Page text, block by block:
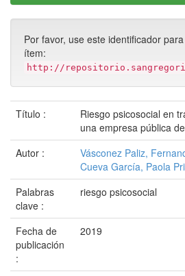
Por favor, use este identificador
ítem:
http://
Título :
Riesgo psicosocial en
una empresa pública
Autor :
Vásconez Paliz,
Cueva García, Paola
Palabras
clave :
riesgo psicosocial
Fecha de
publicación
:
2019